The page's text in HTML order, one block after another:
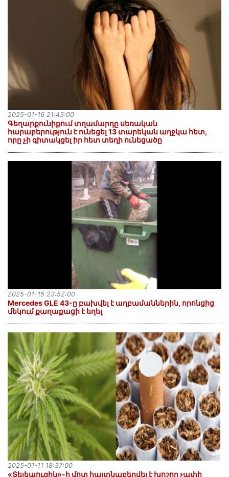
Գեղարքունիքում տղամարդը սեռական
հարաբերություն է ունեցել 13 տարեկան աղջկա հետ,
որը չի գիտակցել իր հետ տեղի ունեցածը
2025-01-16 21:43:00
Mercedes GLE 43-ը բախվել է աղբամաններին, որոնցից
մեկում քաղաքացի է եղել
2025-01-15 23:52:00
«Տելեպուզիկ»-ի մոտ հայտնաբերվել է խոշոր չափի
2025-01-11 18:37:00